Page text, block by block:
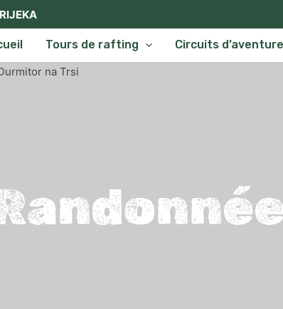
Tours de rafting Circuits d’aventure